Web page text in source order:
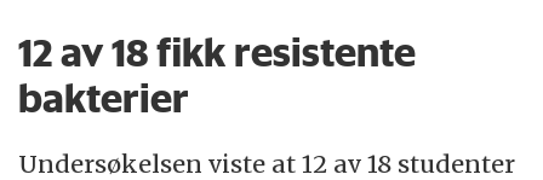
12 av 18 fikk resistente
bakterier
Undersøkelsen viste at 12 av 18 studenter